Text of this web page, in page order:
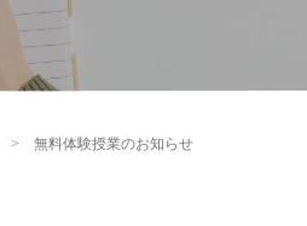
イベント
ある質問
無料体験授業のお知らせ